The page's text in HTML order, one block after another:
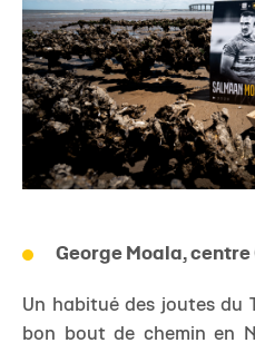
George Moala, centre
Un habitué des joutes du
bon bout de chemin en